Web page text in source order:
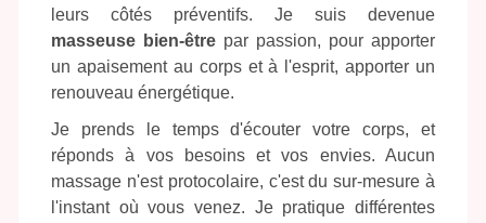
leurs côtés préventifs. Je suis devenue
masseuse bien-être par passion, pour apporter
un apaisement au corps et à l'esprit, apporter un
renouveau énergétique.
Je prends le temps d'écouter votre corps, et
réponds à vos besoins et vos envies. Aucun
massage n'est protocolaire, c'est du sur-mesure à
l'instant où vous venez. Je pratique différentes